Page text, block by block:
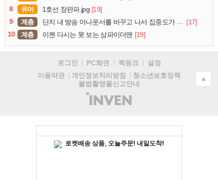
8
유머 1호선 장판파.jpg [19]
9
계층 단지 내 방송 아나운서를 바꾸고 나서 집중도가 확 올라갔다는 한 아파트의 안내방송
[17]
10
계층 이젠 다시는 못 보는 삼파이더맨 [19]
로그인 PC화면 퀵링크
설정
이용약관
개인정보처리방침
청소년보호정책
불법촬영물신고안내
(주)
인
▲